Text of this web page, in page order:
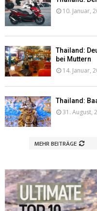
10. Januar,
Thailand:
bei Muttern
14. Januar,
Thailand:
31. August,
MEHR BEITRÄGE